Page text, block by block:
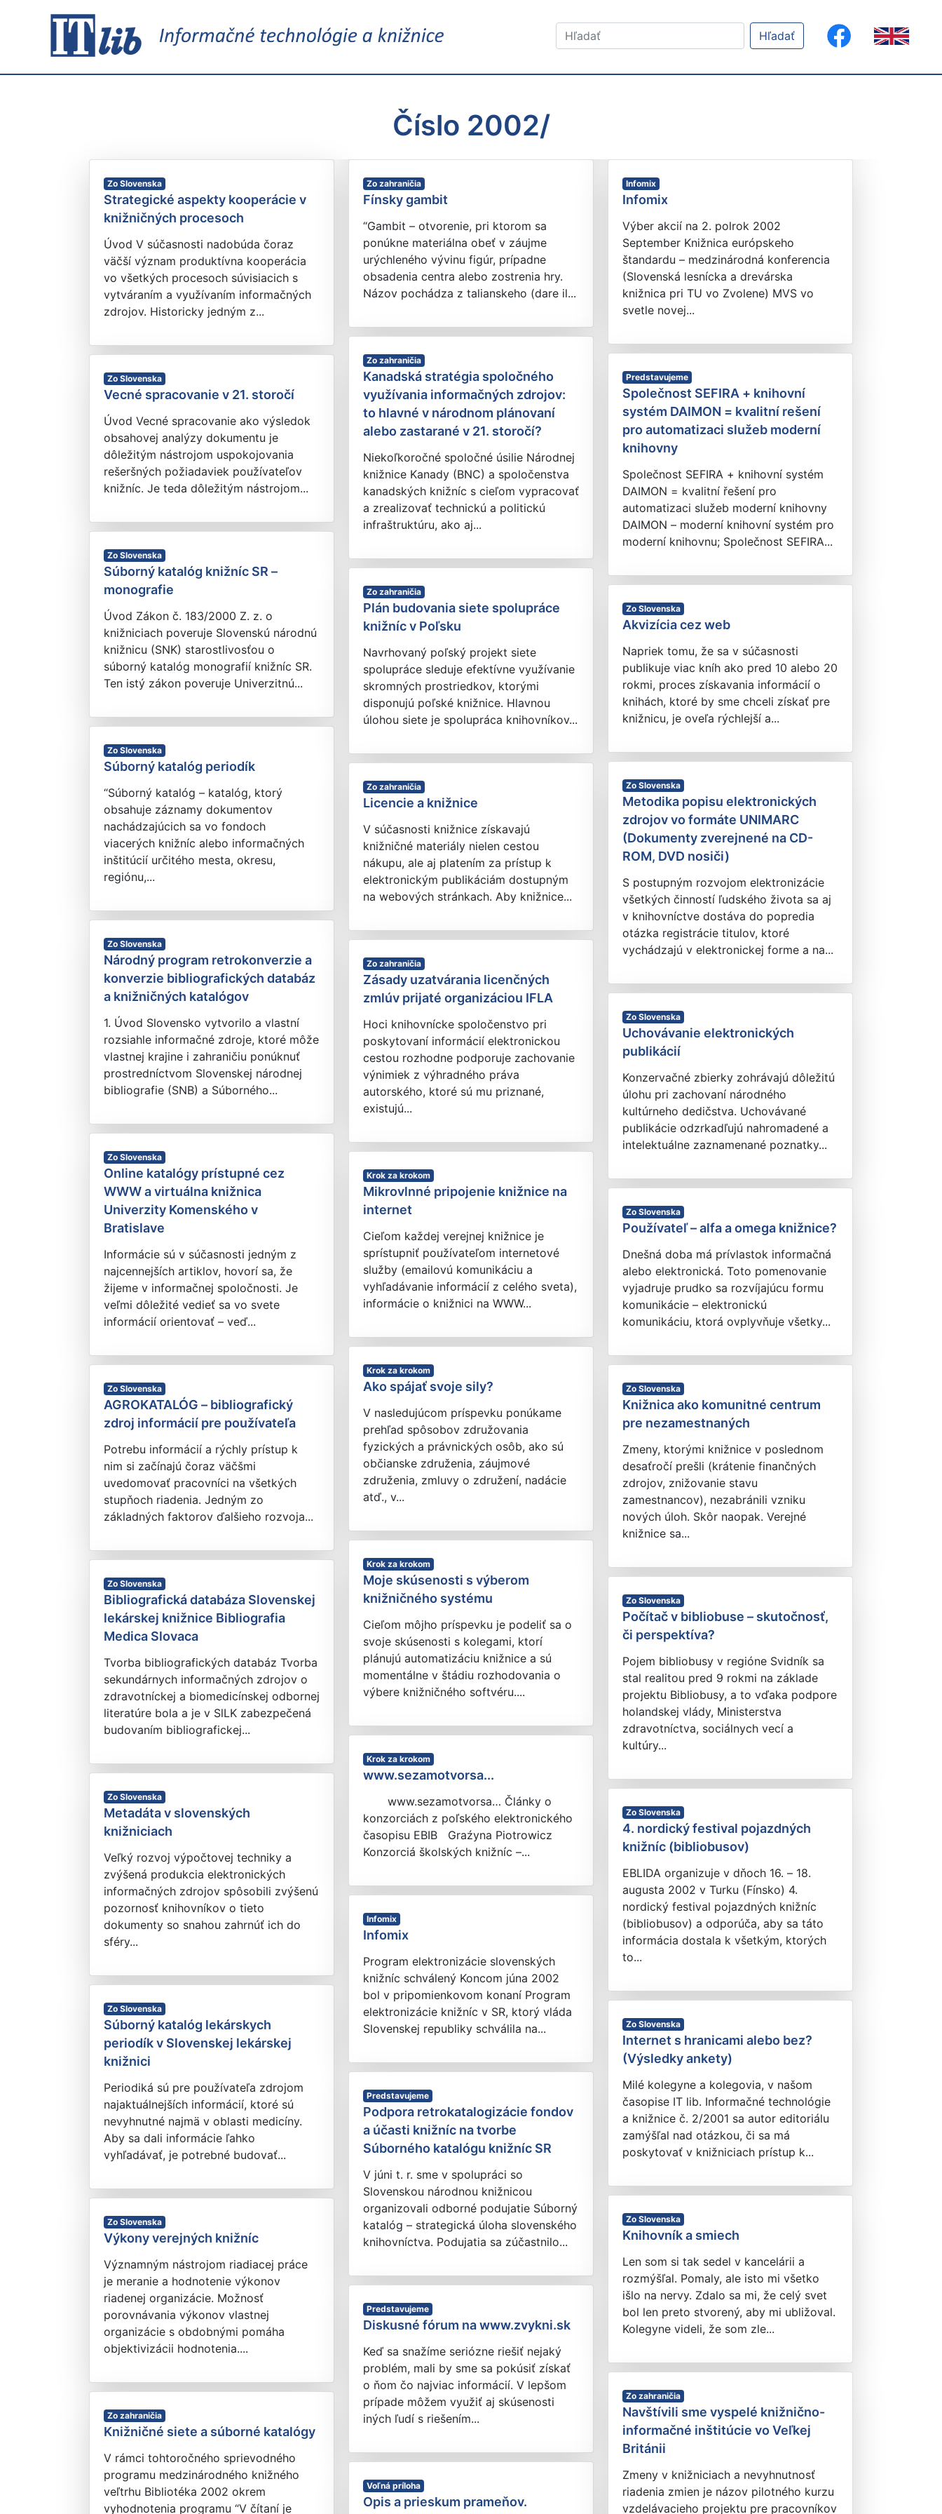
Hľadať
Číslo 2002/
Zo Slovenska
Strategické aspekty kooperácie v
knižničných procesoch
Úvod V súčasnosti nadobúda čoraz
väčší význam produktívna kooperácia
vo všetkých procesoch súvisiacich s
vytváraním a využívaním informačných
zdrojov. Historicky jedným z...
Zo Slovenska
Vecné spracovanie v 21. storočí
Úvod Vecné spracovanie ako výsledok
obsahovej analýzy dokumentu je
dôležitým nástrojom uspokojovania
rešeršných požiadaviek používateľov
knižníc. Je teda dôležitým nástrojom...
Zo Slovenska
Súborný katalóg knižníc SR –
monografie
Úvod Zákon č. 183/2000 Z. z. o
knižniciach poveruje Slovenskú národnú
knižnicu (SNK) starostlivosťou o
súborný katalóg monografií knižníc SR.
Ten istý zákon poveruje Univerzitnú...
Zo Slovenska
Súborný katalóg periodík
“Súborný katalóg – katalóg, ktorý
obsahuje záznamy dokumentov
nachádzajúcich sa vo fondoch
viacerých knižníc alebo informačných
inštitúcií určitého mesta, okresu,
regiónu,...
Zo Slovenska
Národný program retrokonverzie a
konverzie bibliografických databáz
a knižničných katalógov
1. Úvod Slovensko vytvorilo a vlastní
rozsiahle informačné zdroje, ktoré môže
vlastnej krajine i zahraničiu ponúknuť
prostredníctvom Slovenskej národnej
bibliografie (SNB) a Súborného...
Zo Slovenska
Online katalógy prístupné cez
WWW a virtuálna knižnica
Univerzity Komenského v
Bratislave
Informácie sú v súčasnosti jedným z
najcennejších artiklov, hovorí sa, že
žijeme v informačnej spoločnosti. Je
veľmi dôležité vedieť sa vo svete
informácií orientovať – veď...
Zo Slovenska
AGROKATALÓG – bibliografický
zdroj informácií pre používateľa
Potrebu informácií a rýchly prístup k
nim si začínajú čoraz väčšmi
uvedomovať pracovníci na všetkých
stupňoch riadenia. Jedným zo
základných faktorov ďalšieho rozvoja...
Zo Slovenska
Bibliografická databáza Slovenskej
lekárskej knižnice Bibliografia
Medica Slovaca
Tvorba bibliografických databáz Tvorba
sekundárnych informačných zdrojov o
zdravotníckej a biomedicínskej odbornej
literatúre bola a je v SlLK zabezpečená
budovaním bibliografickej...
Zo Slovenska
Metadáta v slovenských
knižniciach
Veľký rozvoj výpočtovej techniky a
zvýšená produkcia elektronických
informačných zdrojov spôsobili zvýšenú
pozornosť knihovníkov o tieto
dokumenty so snahou zahrnúť ich do
sféry...
Zo Slovenska
Súborný katalóg lekárskych
periodík v Slovenskej lekárskej
knižnici
Periodiká sú pre používateľa zdrojom
najaktuálnejších informácií, ktoré sú
nevyhnutné najmä v oblasti medicíny.
Aby sa dali informácie ľahko
vyhľadávať, je potrebné budovať...
Zo Slovenska
Výkony verejných knižníc
Významným nástrojom riadiacej práce
je meranie a hodnotenie výkonov
riadenej organizácie. Možnosť
porovnávania výkonov vlastnej
organizácie s obdobnými pomáha
objektivizácii hodnotenia....
Zo zahraničia
Knižničné siete a súborné katalógy
V rámci tohtoročného sprievodného
programu medzinárodného knižného
veľtrhu Bibliotéka 2002 okrem
vyhodnotenia programu “V čítaní je
Zo zahraničia
Fínsky gambit
“Gambit – otvorenie, pri ktorom sa
ponúkne materiálna obeť v záujme
urýchleného vývinu figúr, prípadne
obsadenia centra alebo zostrenia hry.
Názov pochádza z talianskeho (dare il...
Zo zahraničia
Kanadská stratégia spoločného
využívania informačných zdrojov:
to hlavné v národnom plánovaní
alebo zastarané v 21. storočí?
Niekoľkoročné spoločné úsilie Národnej
knižnice Kanady (BNC) a spoločenstva
kanadských knižníc s cieľom vypracovať
a zrealizovať technickú a politickú
infraštruktúru, ako aj...
Zo zahraničia
Plán budovania siete spolupráce
knižníc v Poľsku
Navrhovaný poľský projekt siete
spolupráce sleduje efektívne využívanie
skromných prostriedkov, ktorými
disponujú poľské knižnice. Hlavnou
úlohou siete je spolupráca knihovníkov...
Zo zahraničia
Licencie a knižnice
V súčasnosti knižnice získavajú
knižničné materiály nielen cestou
nákupu, ale aj platením za prístup k
elektronickým publikáciám dostupným
na webových stránkach. Aby knižnice...
Zo zahraničia
Zásady uzatvárania licenčných
zmlúv prijaté organizáciou IFLA
Hoci knihovnícke spoločenstvo pri
poskytovaní informácií elektronickou
cestou rozhodne podporuje zachovanie
výnimiek z výhradného práva
autorského, ktoré sú mu priznané,
existujú...
Krok za krokom
Mikrovlnné pripojenie knižnice na
internet
Cieľom každej verejnej knižnice je
sprístupniť používateľom internetové
služby (emailovú komunikáciu a
vyhľadávanie informácií z celého sveta),
informácie o knižnici na WWW...
Krok za krokom
Ako spájať svoje sily?
V nasledujúcom príspevku ponúkame
prehľad spôsobov združovania
fyzických a právnických osôb, ako sú
občianske združenia, záujmové
združenia, zmluvy o združení, nadácie
atď., v...
Krok za krokom
Moje skúsenosti s výberom
knižničného systému
Cieľom môjho príspevku je podeliť sa o
svoje skúsenosti s kolegami, ktorí
plánujú automatizáciu knižnice a sú
momentálne v štádiu rozhodovania o
výbere knižničného softvéru....
Krok za krokom
www.sezamotvorsa...
www.sezamotvorsa… Články o
konzorciách z poľského elektronického
časopisu EBIB Graźyna Piotrowicz
Konzorciá školských knižníc –...
Infomix
Infomix
Program elektronizácie slovenských
knižníc schválený Koncom júna 2002
bol v pripomienkovom konaní Program
elektronizácie knižníc v SR, ktorý vláda
Slovenskej republiky schválila na...
Predstavujeme
Podpora retrokatalogizácie fondov
a účasti knižníc na tvorbe
Súborného katalógu knižníc SR
V júni t. r. sme v spolupráci so
Slovenskou národnou knižnicou
organizovali odborné podujatie Súborný
katalóg – strategická úloha slovenského
knihovníctva. Podujatia sa zúčastnilo...
Predstavujeme
Diskusné fórum na www.zvykni.sk
Keď sa snažíme seriózne riešiť nejaký
problém, mali by sme sa pokúsiť získať
o ňom čo najviac informácií. V lepšom
prípade môžem využiť aj skúsenosti
iných ľudí s riešením...
Voľná príloha
Opis a prieskum prameňov.
Infomix
Infomix
Výber akcií na 2. polrok 2002
September Knižnica európskeho
štandardu – medzinárodná konferencia
(Slovenská lesnícka a drevárska
knižnica pri TU vo Zvolene) MVS vo
svetle novej...
Predstavujeme
Společnost SEFIRA + knihovní
systém DAIMON = kvalitní rešení
pro automatizaci služeb moderní
knihovny
Společnost SEFIRA + knihovní systém
DAIMON = kvalitní řešení pro
automatizaci služeb moderní knihovny
DAIMON – moderní knihovní systém pro
moderní knihovnu; Společnost SEFIRA...
Zo Slovenska
Akvizícia cez web
Napriek tomu, že sa v súčasnosti
publikuje viac kníh ako pred 10 alebo 20
rokmi, proces získavania informácií o
knihách, ktoré by sme chceli získať pre
knižnicu, je oveľa rýchlejší a...
Zo Slovenska
Metodika popisu elektronických
zdrojov vo formáte UNIMARC
(Dokumenty zverejnené na CD-
ROM, DVD nosiči)
S postupným rozvojom elektronizácie
všetkých činností ľudského života sa aj
v knihovníctve dostáva do popredia
otázka registrácie titulov, ktoré
vychádzajú v elektronickej forme a na...
Zo Slovenska
Uchovávanie elektronických
publikácií
Konzervačné zbierky zohrávajú dôležitú
úlohu pri zachovaní národného
kultúrneho dedičstva. Uchovávané
publikácie odzrkadľujú nahromadené a
intelektuálne zaznamenané poznatky...
Zo Slovenska
Používateľ – alfa a omega knižnice?
Dnešná doba má prívlastok informačná
alebo elektronická. Toto pomenovanie
vyjadruje prudko sa rozvíjajúcu formu
komunikácie – elektronickú
komunikáciu, ktorá ovplyvňuje všetky...
Zo Slovenska
Knižnica ako komunitné centrum
pre nezamestnaných
Zmeny, ktorými knižnice v poslednom
desaťročí prešli (krátenie finančných
zdrojov, znižovanie stavu
zamestnancov), nezabránili vzniku
nových úloh. Skôr naopak. Verejné
knižnice sa...
Zo Slovenska
Počítač v bibliobuse – skutočnosť,
či perspektíva?
Pojem bibliobusy v regióne Svidník sa
stal realitou pred 9 rokmi na základe
projektu Bibliobusy, a to vďaka podpore
holandskej vlády, Ministerstva
zdravotníctva, sociálnych vecí a
kultúry...
Zo Slovenska
4. nordický festival pojazdných
knižníc (bibliobusov)
EBLIDA organizuje v dňoch 16. – 18.
augusta 2002 v Turku (Fínsko) 4.
nordický festival pojazdných knižníc
(bibliobusov) a odporúča, aby sa táto
informácia dostala k všetkým, ktorých
to...
Zo Slovenska
Internet s hranicami alebo bez?
(Výsledky ankety)
Milé kolegyne a kolegovia, v našom
časopise IT lib. Informačné technológie
a knižnice č. 2/2001 sa autor editoriálu
zamýšľal nad otázkou, či sa má
poskytovať v knižniciach prístup k...
Zo Slovenska
Knihovník a smiech
Len som si tak sedel v kancelárii a
rozmýšľal. Pomaly, ale isto mi všetko
išlo na nervy. Zdalo sa mi, že celý svet
bol len preto stvorený, aby mi ubližoval.
Kolegyne videli, že som zle...
Zo zahraničia
Navštívili sme vyspelé knižnično-
informačné inštitúcie vo Veľkej
Británii
Zmeny v knižniciach a nevyhnutnosť
riadenia zmien je názov pilotného kurzu
vzdelávacieho projektu pre pracovníkov